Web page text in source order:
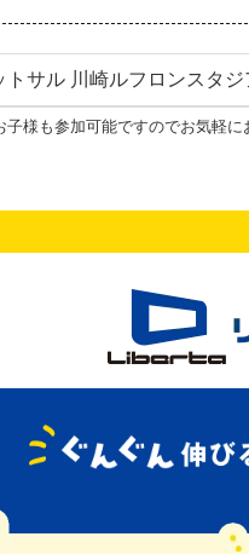
トサル 川崎ルフロンスタジ
様も参加可能ですのでお気軽に